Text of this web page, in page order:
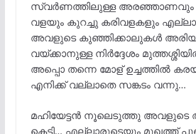
സ്വർണത്തിലുള്ള അരഞ്ഞാണവും
വളയും കുറച്ചു കരിവളകളും എല്ലാം
അവളുടെ കുഞ്ഞിക്കാലുകൾ
വയ്ക്കാനുള്ള നിർദ്ദേശം
അപ്പൊ തന്നെ മോള് ഉച്ചത്തിൽ
എനിക്ക് വല്ലാതെ സങ്കടം വന്നു…
മഹിയേട്ടൻ നൂലെടുത്തു അവളുടെ
കെട്ടി… എല്ലാരുടെയും മുഖത്ത്